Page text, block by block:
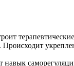
Происходит